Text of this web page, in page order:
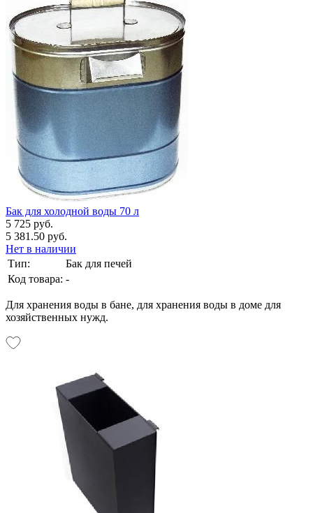
Бак для холодной воды 70 л
5 725 руб.
5 381.50 руб.
Нет в наличии
Тип:
Бак для печей
Код товара: -
Для хранения воды в бане, для хранения воды в доме для
хозяйственных нужд.